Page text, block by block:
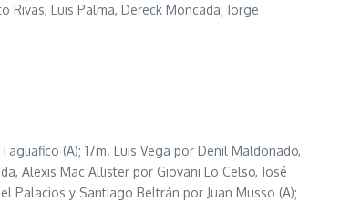
Rivas, Luis Palma, Dereck Moncada; Jorge
(A); 17m. Luis Vega por Denil Maldonado,
Alexis Mac Allister por Giovani Lo Celso, José
Palacios y Santiago Beltrán por Juan Musso (A);